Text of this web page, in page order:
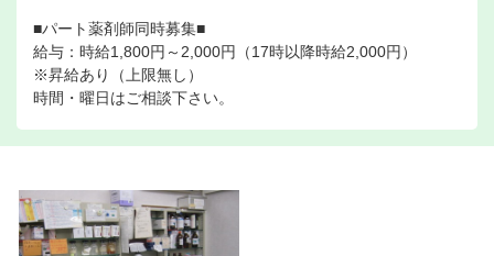
■パート薬剤師同時募集■
給与：時給1,800円～2,000円（17時以降時給2,000円）
※昇給あり（上限無し）
時間・曜日はご相談下さい。